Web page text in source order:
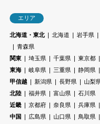
エリア
北海道・東北 北海道 岩手県
青森県
関東
埼玉県 千葉県 東京都
東海
岐阜県 三重県 静岡県
甲信越
新潟県 長野県
山梨
北陸
福井県 富山県
石川県
近畿
京都府 奈良県 兵庫県
中国
広島県 山口県 鳥取県